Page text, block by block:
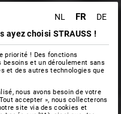
NL FR
DE
ayez choisi STRAUSS !
priorité ! Des fonctions
besoins et un déroulement sans
et des autres technologies que
nous avons besoin de votre
accepter », nous collecterons
site via des cookies et